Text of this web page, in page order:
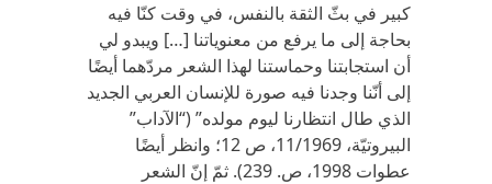
كبير في بثّ الثقة بالنفس، في وقت كنّا فيه
بحاجة إلى ما يرفع من معنوياتنا […] ويبدو لي
أن استجابتنا وحماستنا لهذا الشعر مردّهما أيضًا
إلى أنّنا وجدنا فيه صورة للإنسان العربي الجديد
الذي طال انتظارنا ليوم مولده” (“الآداب”
البيروتيّة، 11/1969، ص 12؛ وانظر أيضًا
عطوات 1998، ص. 239). ثمّ إنّ الشعر